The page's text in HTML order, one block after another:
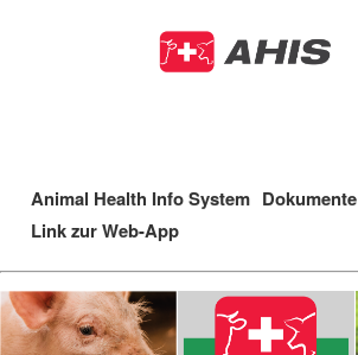
zum
Main
navigation
Animal Health Info System Dokumente
Link zur Web-App